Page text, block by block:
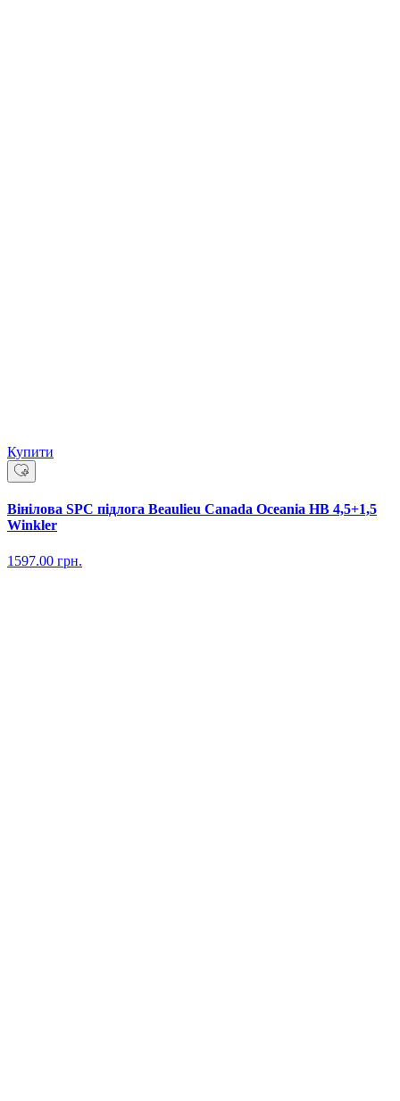
Купити
Вінілова SPC підлога Beaulieu Canada Oceania HB 4,5+1,5
Winkler
1597.00 грн.